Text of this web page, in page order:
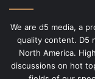
We are d5 media, a
quality content. D5
North America.
discussions on hot